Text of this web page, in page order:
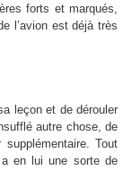
forts et marqués,
l’avion est déjà très
leçon et de dérouler
autre chose, de
Tout
en lui une sorte de